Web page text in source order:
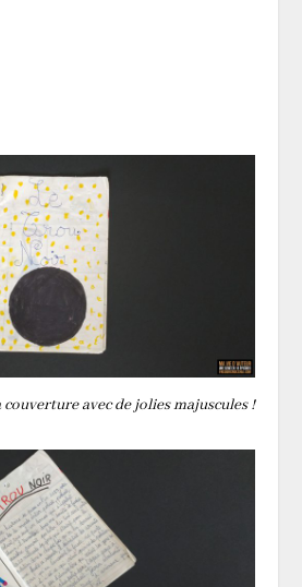
couverture avec de jolies majuscules !